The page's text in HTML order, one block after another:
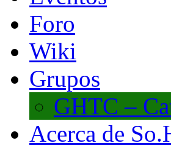
Foro
Wiki
Grupos
GHTC –
Acerca de